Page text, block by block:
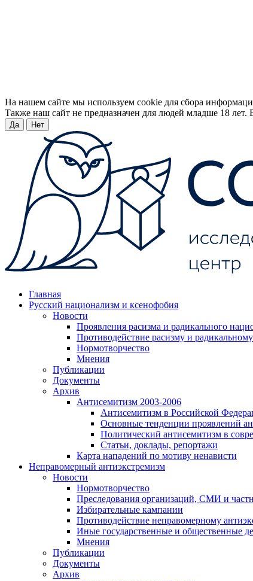
На нашем сайте мы используем cookie для сбора
Также наш сайт не предназначен для людей младше 18 лет.
Да Нет
Главная
Русский национализм и ксенофобия
Новости
Проявления расизма и радикального
Противодействие расизму и
Нормотворчество
Мнения
Публикации
Документы
Архив
Антисемитизм 2003-2006
Антисемитизм в Российской
Основные тенденции проявлений
Политический антисемитизм в
Статьи, доклады, репортажи
Карта нападений по мотиву ненависти
Неправомерный антиэкстремизм
Новости
Нормотворчество
Преследования организаций, СМИ и
Избирательные кампании
Противодействие неправомерному
Иные государственные и общественные
Мнения
Публикации
Документы
Архив